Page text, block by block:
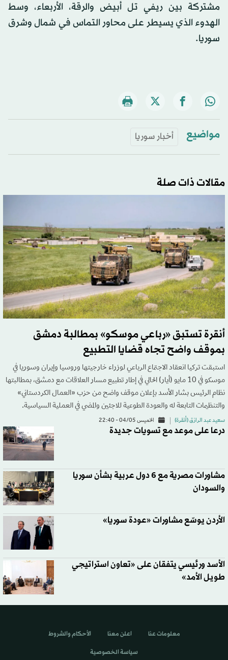
مشتركة بين ريفي تل أبيض والرقة، الأربعاء، وسط
الهدوء الذي يسيطر على محاور التماس في شمال وشرق
سوريا.
مواضيع أخبار سوريا
مقالات ذات صلة
أنقرة تستبق «رباعي موسكو» بمطالبة دمشق
بموقف واضح تجاه قضايا التطبيع
استبقت تركيا انعقاد الاجتماع الرباعي لوزراء خارجيتها وروسيا وإيران وسوريا في
موسكو في 10 مايو (أيار) الحالي في إطار تطبيع مسار العلاقات مع دمشق، بمطالبتها
نظام الرئيس بشار الأسد بإعلان موقف واضح من حزب «العمال الكردستاني»
والتنظيمات التابعة له والعودة الطوعية للاجئين والمضي في العملية السياسية.
سعيد عبد الرازق (أنقرة) الخميس 04/05 - 22:40
درعا على موعد مع تسويات جديدة
مشاورات مصرية مع 6 دول عربية بشأن سوريا
والسودان
الأردن يوسّع مشاورات «عودة سوريا»
الأسد ورئيسي يتفقان على «تعاون استراتيجي
طويل الأمد»
معلومات عنا اعلن معنا الأحكام والشروط
سياسة الخصوصية